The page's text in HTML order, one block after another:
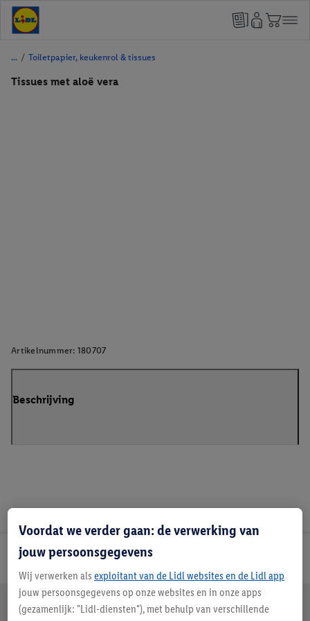
/ Toiletpapier, keukenrol & tissues
Tissues met aloë vera
Artikelnummer: 180707
Beschrijving
Lidl Nieuwsbrief
Jouw voordelen bij ons als Lidl webshop klant
Gratis retourneren Veilig winkelen
Voordat we verder gaan: de verwerking van
jouw persoonsgegevens
Wij verwerken als exploitant van de Lidl websites en de Lidl app
jouw persoonsgegevens op onze websites en in onze apps
(gezamenlijk: "Lidl-diensten"), met behulp van verschillende